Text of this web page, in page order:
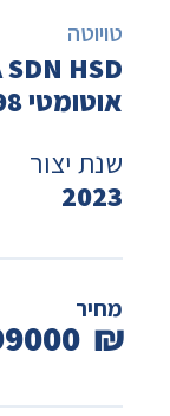
טויוטה
אוטומטי 1798
שנת יצור
2023
מחיר
₪